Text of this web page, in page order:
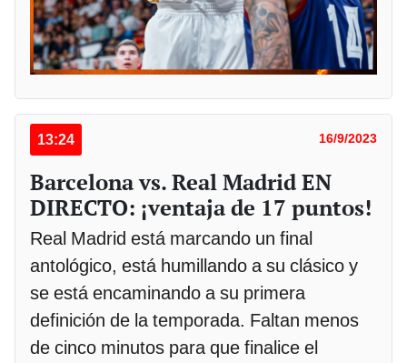
13:24 16/9/2023
Barcelona vs. Real Madrid EN
DIRECTO: ¡ventaja de 17 puntos!
Real Madrid está marcando un final
antológico, está humillando a su clásico y
se está encaminando a su primera
definición de la temporada. Faltan menos
de cinco minutos para que finalice el